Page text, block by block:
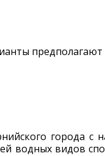
предполагают
города с
водных видов